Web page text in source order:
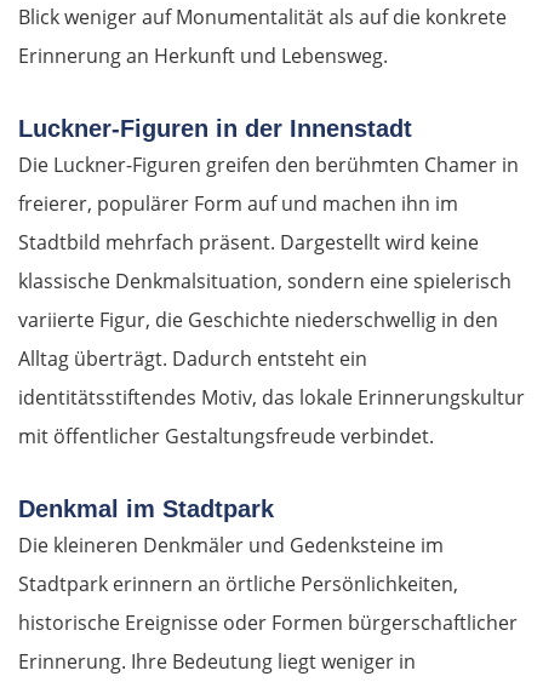
Blick weniger auf Monumentalität als auf die konkrete
Erinnerung an Herkunft und Lebensweg.
Luckner-Figuren in der Innenstadt
Die Luckner-Figuren greifen den berühmten Chamer in
freierer, populärer Form auf und machen ihn im
Stadtbild mehrfach präsent. Dargestellt wird keine
klassische Denkmalsituation, sondern eine spielerisch
variierte Figur, die Geschichte niederschwellig in den
Alltag überträgt. Dadurch entsteht ein
identitätsstiftendes Motiv, das lokale Erinnerungskultur
mit öffentlicher Gestaltungsfreude verbindet.
Denkmal im Stadtpark
Die kleineren Denkmäler und Gedenksteine im
Stadtpark erinnern an örtliche Persönlichkeiten,
historische Ereignisse oder Formen bürgerschaftlicher
Erinnerung. Ihre Bedeutung liegt weniger in